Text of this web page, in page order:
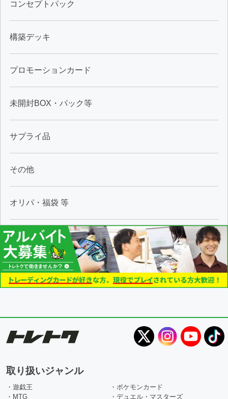
コンセプトパック
構築デッキ
プロモーションカード
未開封BOX・パック等
サプライ品
その他
オリパ・福袋 等
取り扱いジャンル
・遊戯王
・ポケモンカード
・MTG
・デュエル・マスターズ